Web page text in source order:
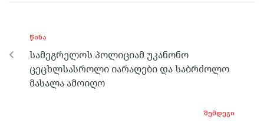
o
o
k
er m p
p
ᲬᲘᲜᲐ
სამეგრელოს პოლიციამ უკანონო
ცეცხლსასროლი იარაღები და საბრძოლო
მასალა ამოიღო
ᲨᲔᲛᲓᲔᲒᲘ